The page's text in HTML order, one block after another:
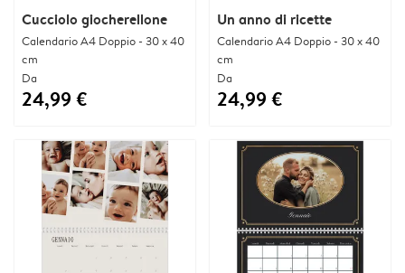
Cucciolo giocherellone
Calendario A4 Doppio - 30 x 40
cm
Da
24,99 €
Un anno di ricette
Calendario A4 Doppio - 30 x 40
cm
Da
24,99 €